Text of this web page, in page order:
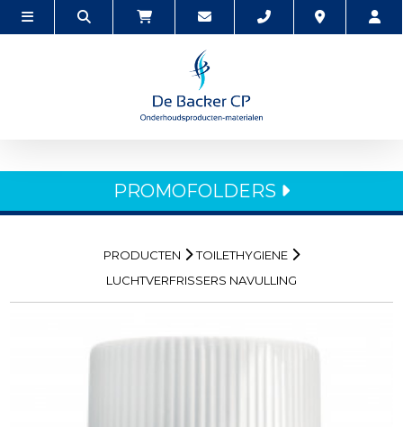
PROMOFOLDERS
PRODUCTEN
TOILETHYGIENE
LUCHTVERFRISSERS NAVULLING